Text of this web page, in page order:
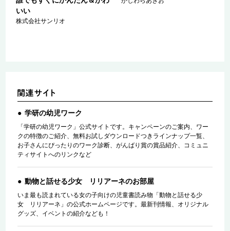
いい
株式会社サンリオ
学研の幼児ワーク
「学研の幼児ワーク」公式サイトです。キャンペーンのご案内、ワー
クの特徴のご紹介、無料お試しダウンロードつきラインナップ一覧、
お子さんにぴったりのワーク診断、がんばり賞の賞品紹介、コミュニ
ティサイトへのリンクなど
動物と話せる少女 リリアーネのお部屋
いま最も読まれている女の子向けの児童書読み物「動物と話せる少
女 リリアーネ」の公式ホームページです。最新刊情報、オリジナル
グッズ、イベントの紹介なども！